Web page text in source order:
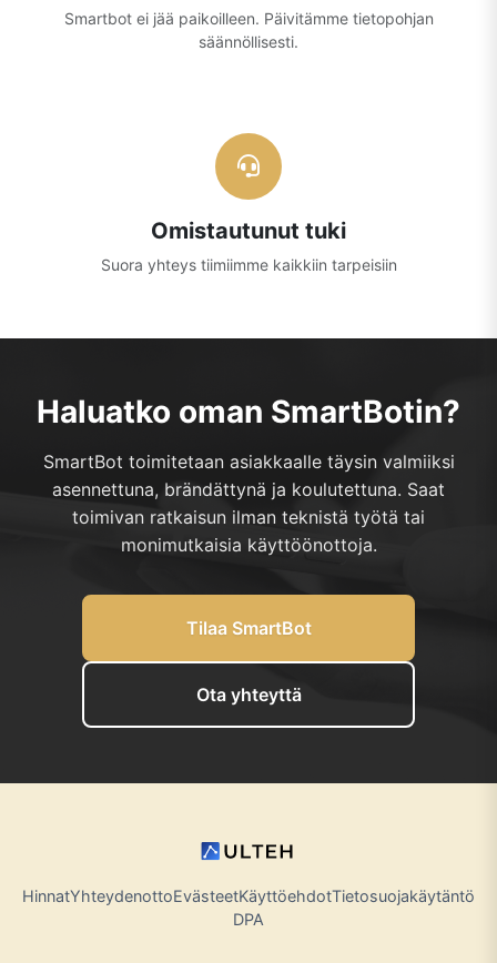
Smartbot ei jää paikoilleen. Päivitämme tietopohjan
säännöllisesti.
Omistautunut tuki
Suora yhteys tiimiimme kaikkiin tarpeisiin
Haluatko oman SmartBotin?
SmartBot toimitetaan asiakkaalle täysin valmiiksi
asennettuna, brändättynä ja koulutettuna. Saat
toimivan ratkaisun ilman teknistä työtä tai
monimutkaisia käyttöönottoja.
Tilaa SmartBot
Ota yhteyttä
HinnatYhteydenottoEvästeetKäyttöehdotTietosuojakäytäntö
DPA